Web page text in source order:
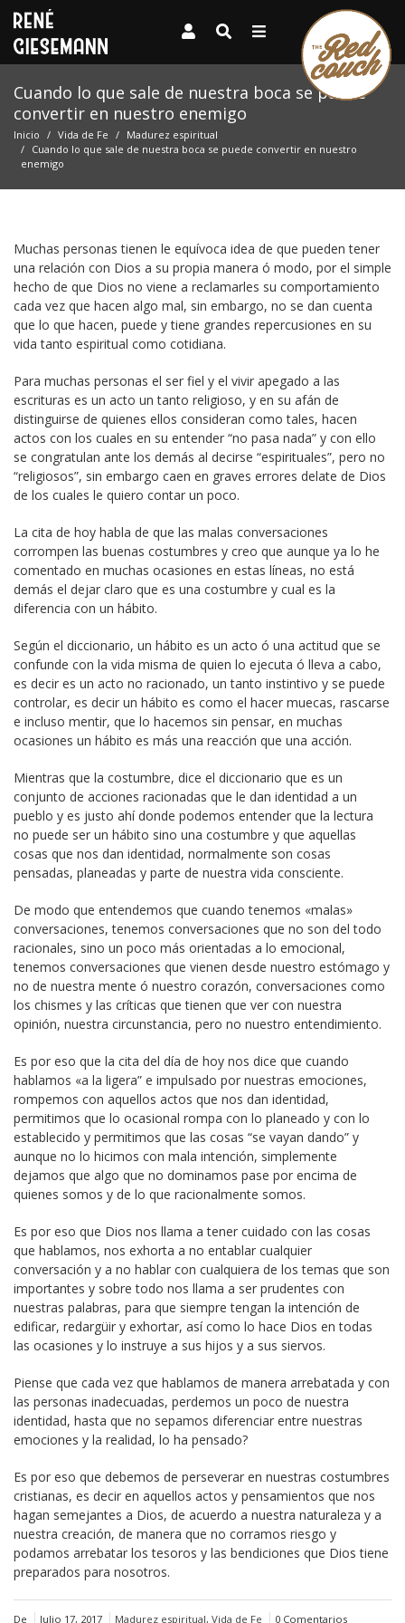
Cuando lo que sale de nuestra boca se puede
convertir en nuestro enemigo
Inicio Vida de Fe
Madurez espiritual
Cuando lo que sale de nuestra boca se puede convertir en nuestro
enemigo
Muchas personas tienen le equívoca idea de que pueden tener
una relación con Dios a su propia manera ó modo, por el simple
hecho de que Dios no viene a reclamarles su comportamiento
cada vez que hacen algo mal, sin embargo, no se dan cuenta
que lo que hacen, puede y tiene grandes repercusiones en su
vida tanto espiritual como cotidiana.
Para muchas personas el ser fiel y el vivir apegado a las
escrituras es un acto un tanto religioso, y en su afán de
distinguirse de quienes ellos consideran como tales, hacen
actos con los cuales en su entender “no pasa nada” y con ello
se congratulan ante los demás al decirse “espirituales”, pero no
“religiosos”, sin embargo caen en graves errores delate de Dios
de los cuales le quiero contar un poco.
La cita de hoy habla de que las malas conversaciones
corrompen las buenas costumbres y creo que aunque ya lo he
comentado en muchas ocasiones en estas líneas, no está
demás el dejar claro que es una costumbre y cual es la
diferencia con un hábito.
Según el diccionario, un hábito es un acto ó una actitud que se
confunde con la vida misma de quien lo ejecuta ó lleva a cabo,
es decir es un acto no racionado, un tanto instintivo y se puede
controlar, es decir un hábito es como el hacer muecas, rascarse
e incluso mentir, que lo hacemos sin pensar, en muchas
ocasiones un hábito es más una reacción que una acción.
Mientras que la costumbre, dice el diccionario que es un
conjunto de acciones racionadas que le dan identidad a un
pueblo y es justo ahí donde podemos entender que la lectura
no puede ser un hábito sino una costumbre y que aquellas
cosas que nos dan identidad, normalmente son cosas
pensadas, planeadas y parte de nuestra vida consciente.
De modo que entendemos que cuando tenemos «malas»
conversaciones, tenemos conversaciones que no son del todo
racionales, sino un poco más orientadas a lo emocional,
tenemos conversaciones que vienen desde nuestro estómago y
no de nuestra mente ó nuestro corazón, conversaciones como
los chismes y las críticas que tienen que ver con nuestra
opinión, nuestra circunstancia, pero no nuestro entendimiento.
Es por eso que la cita del día de hoy nos dice que cuando
hablamos «a la ligera” e impulsado por nuestras emociones,
rompemos con aquellos actos que nos dan identidad,
permitimos que lo ocasional rompa con lo planeado y con lo
establecido y permitimos que las cosas “se vayan dando” y
aunque no lo hicimos con mala intención, simplemente
dejamos que algo que no dominamos pase por encima de
quienes somos y de lo que racionalmente somos.
Es por eso que Dios nos llama a tener cuidado con las cosas
que hablamos, nos exhorta a no entablar cualquier
conversación y a no hablar con cualquiera de los temas que son
importantes y sobre todo nos llama a ser prudentes con
nuestras palabras, para que siempre tengan la intención de
edificar, redargüir y exhortar, así como lo hace Dios en todas
las ocasiones y lo instruye a sus hijos y a sus siervos.
Piense que cada vez que hablamos de manera arrebatada y con
las personas inadecuadas, perdemos un poco de nuestra
identidad, hasta que no sepamos diferenciar entre nuestras
emociones y la realidad, lo ha pensado?
Es por eso que debemos de perseverar en nuestras costumbres
cristianas, es decir en aquellos actos y pensamientos que nos
hagan semejantes a Dios, de acuerdo a nuestra naturaleza y a
nuestra creación, de manera que no corramos riesgo y
podamos arrebatar los tesoros y las bendiciones que Dios tiene
preparados para nosotros.
De Julio 17, 2017 Madurez espiritual, Vida de Fe 0 Comentarios